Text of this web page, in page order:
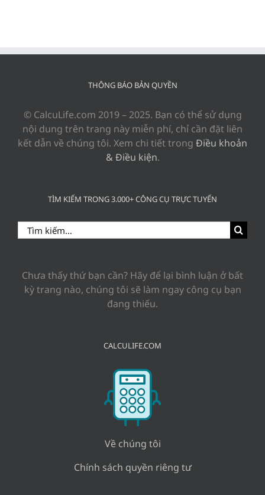
THÔNG BÁO BẢN QUYỀN
© CalcuLife.com 2019 – 2025. Bạn có thể sử dụng
nội dung trên trang này miễn phí, chỉ cần đặt liên
kết dẫn về chúng tôi. Xem chi tiết trong Điều khoản
& Điều kiện.
TÌM KIẾM TRONG 3.000+ CÔNG CỤ TRỰC TUYẾN
Search
for:
Chưa thấy thứ bạn cần? Hãy để lại bình luận ở bất
kỳ trang nào, chúng tôi sẽ làm ngay công cụ bạn
đang thiếu.
CALCULIFE.COM
Về chúng tôi
Chính sách quyền riêng tư